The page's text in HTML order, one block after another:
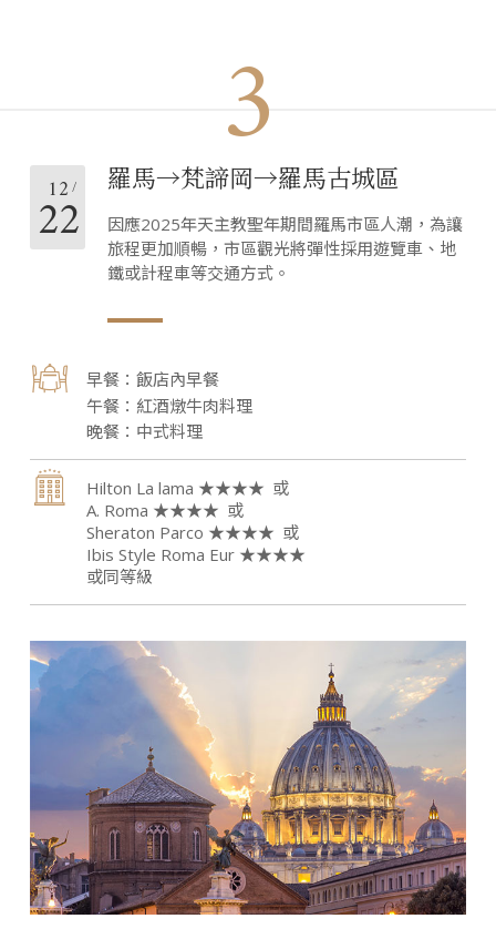
3
12
22
羅馬→梵諦岡→羅馬古城區
因應2025年天主教聖年期間羅馬市區人潮，為讓
旅程更加順暢，市區觀光將彈性採用遊覽車、地
鐵或計程車等交通方式。
飯店內早餐
紅酒燉牛肉料理
中式料理
Hilton La lama ★★★★
A. Roma ★★★★
Sheraton Parco ★★★★
Ibis Style Roma Eur ★★★★
或同等級